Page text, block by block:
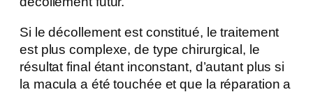
Si le décollement est constitué, le traitement
est plus complexe, de type chirurgical, le
résultat final étant inconstant, d’autant plus si
la macula a été touchée et que la réparation a